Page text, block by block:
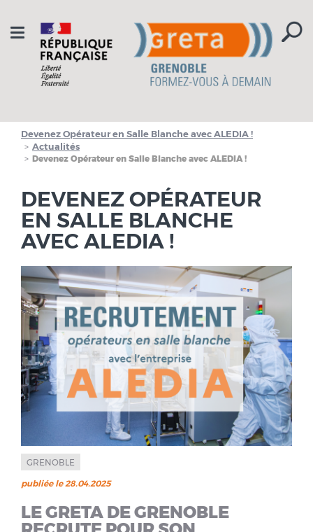
Toggle
navigation
Devenez Opérateur en Salle Blanche avec ALEDIA !
Actualités
Devenez Opérateur en Salle Blanche avec ALEDIA !
DEVENEZ OPÉRATEUR
EN SALLE BLANCHE
AVEC ALEDIA !
GRENOBLE
publiée le 28.04.2025
LE GRETA DE GRENOBLE